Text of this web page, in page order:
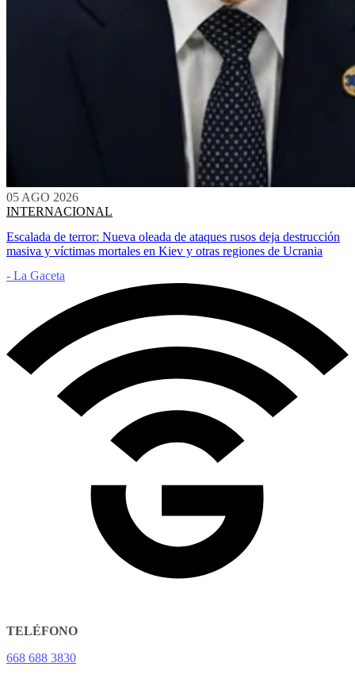
05 AGO 2026
INTERNACIONAL
Escalada de terror: Nueva oleada de ataques rusos deja destrucción
masiva y víctimas mortales en Kiev y otras regiones de Ucrania
- La Gaceta
TELÉFONO
668 688 3830